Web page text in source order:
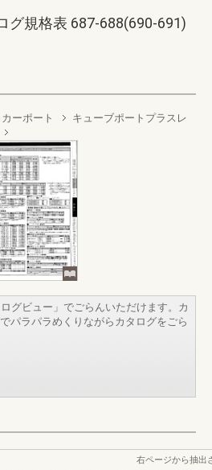
グ規格表 687-688(690-691)
カーポート
キューブポートプラスレ
グビュー」でごらんいただけます。カ
パラパラめくりながらカタログをごら
右ページから抽出